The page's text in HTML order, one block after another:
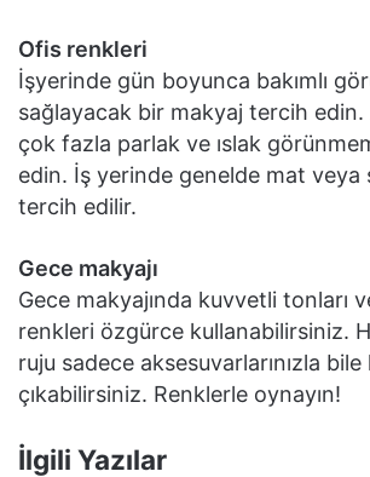
Ofis renkleri
İşyerinde gün boyunca bakımlı
sağlayacak bir makyaj tercih edin.
çok fazla parlak ve ıslak
edin. İş yerinde genelde mat veya
tercih edilir.
Gece makyajı
Gece makyajında kuvvetli tonları
renkleri özgürce kullanabilirsiniz.
ruju sadece aksesuvarlarınızla
çıkabilirsiniz. Renklerle oynayın!
İlgili Yazılar